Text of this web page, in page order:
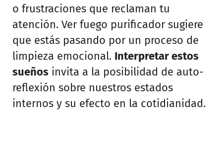
o frustraciones que reclaman tu
atención. Ver fuego purificador sugiere
que estás pasando por un proceso de
limpieza emocional. Interpretar estos
sueños invita a la posibilidad de auto-
reflexión sobre nuestros estados
internos y su efecto en la cotidianidad.